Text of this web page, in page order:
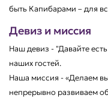
быть Капибарами – для
Девиз и миссия
Наш девиз - "Давайте
наших гостей.
Наша миссия - «Делаем
непрерывно развиваем